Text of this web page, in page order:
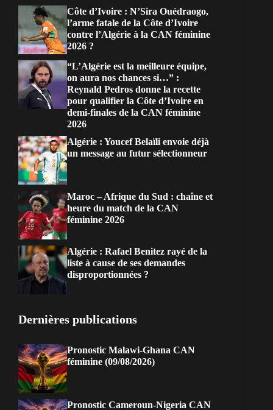
Côte d’Ivoire : N’Sira Ouédraogo,
l’arme fatale de la Côte d’Ivoire
contre l’Algérie à la CAN féminine
2026 ?
“L’Algérie est la meilleure équipe,
on aura nos chances si…” :
Reynald Pedros donne la recette
pour qualifier la Côte d’Ivoire en
demi-finales de la CAN féminine
2026
Algérie : Youcef Belaïli envoie déjà
un message au futur sélectionneur
Maroc – Afrique du Sud : chaîne et
heure du match de la CAN
féminine 2026
Algérie : Rafael Benitez rayé de la
liste à cause de ses demandes
disproportionnées ?
Dernières publications
Pronostic Malawi-Ghana CAN
féminine (09/08/2026)
Pronostic Cameroun-Nigeria CAN